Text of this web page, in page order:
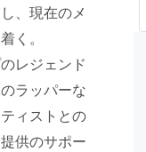
、現在のメ
く。
レジェンド
ラッパーな
ィストとの
供のサポー